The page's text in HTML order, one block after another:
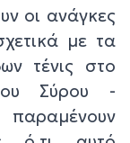
οι ανάγκες
με τα
τένις στο
Σύρου -